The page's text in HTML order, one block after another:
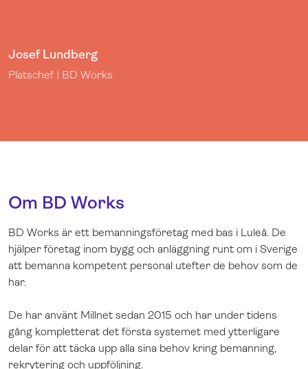
Josef Lundberg
Platschef | BD Works
Om BD Works
BD Works är ett bemanningsföretag med bas i Luleå. De
hjälper företag inom bygg och anläggning runt om i Sverige
att bemanna kompetent personal utefter de behov som de
har.
De har använt Millnet sedan 2015 och har under tidens
gång kompletterat det första systemet med ytterligare
delar för att täcka upp alla sina behov kring bemanning,
rekrytering och uppföljning.